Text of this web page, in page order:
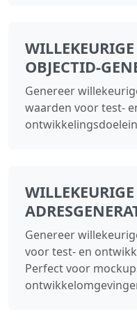
OBJECTID-
Genereer
waarden voor test-
Genereer
voor test- en
Perfect voor